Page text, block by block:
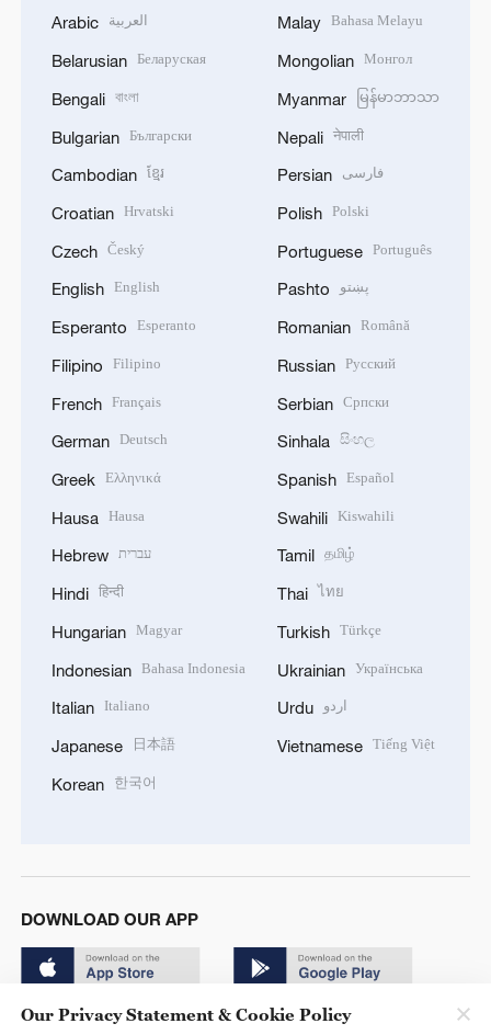
Arabic العربية
Belarusian Беларуская
Bengali বাংলা
Bulgarian Български
Cambodian ខ្មែរ
Croatian Hrvatski
Czech Český
English English
Esperanto Esperanto
Filipino Filipino
French Français
German Deutsch
Greek Ελληνικά
Hausa Hausa
Hebrew עברית
Hindi हिन्दी
Hungarian Magyar
Indonesian Bahasa Indonesia
Italian Italiano
Japanese 日本語
Korean 한국어
Malay Bahasa Melayu
Mongolian Монгол
Myanmar မြန်မာဘာသာ
Nepali नेपाली
Persian فارسی
Polish Polski
Portuguese Português
Pashto پښتو
Romanian Română
Russian Русский
Serbian Српски
Sinhala සිංහල
Spanish Español
Swahili Kiswahili
Tamil தமிழ்
Thai ไทย
Turkish Türkçe
Ukrainian Українська
Urdu اردو
Vietnamese Tiếng Việt
DOWNLOAD OUR APP
Our Privacy Statement & Cookie Policy